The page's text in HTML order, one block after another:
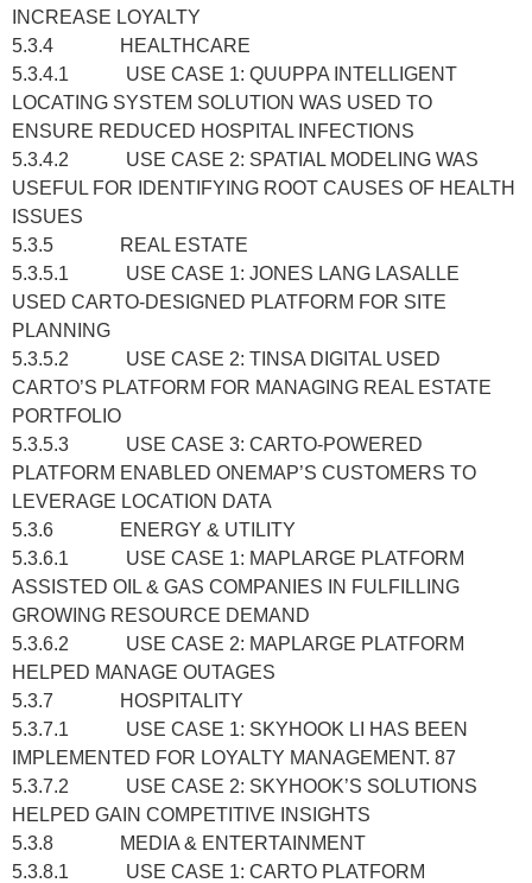
INCREASE LOYALTY
5.3.4 HEALTHCARE
5.3.4.1 USE CASE 1: QUUPPA INTELLIGENT
LOCATING SYSTEM SOLUTION WAS USED TO
ENSURE REDUCED HOSPITAL INFECTIONS
5.3.4.2 USE CASE 2: SPATIAL MODELING WAS
USEFUL FOR IDENTIFYING ROOT CAUSES OF HEALTH
ISSUES
5.3.5 REAL ESTATE
5.3.5.1 USE CASE 1: JONES LANG LASALLE
USED CARTO-DESIGNED PLATFORM FOR SITE
PLANNING
5.3.5.2 USE CASE 2: TINSA DIGITAL USED
CARTO’S PLATFORM FOR MANAGING REAL ESTATE
PORTFOLIO
5.3.5.3 USE CASE 3: CARTO-POWERED
PLATFORM ENABLED ONEMAP’S CUSTOMERS TO
LEVERAGE LOCATION DATA
5.3.6 ENERGY & UTILITY
5.3.6.1 USE CASE 1: MAPLARGE PLATFORM
ASSISTED OIL & GAS COMPANIES IN FULFILLING
GROWING RESOURCE DEMAND
5.3.6.2 USE CASE 2: MAPLARGE PLATFORM
HELPED MANAGE OUTAGES
5.3.7 HOSPITALITY
5.3.7.1 USE CASE 1: SKYHOOK LI HAS BEEN
IMPLEMENTED FOR LOYALTY MANAGEMENT. 87
5.3.7.2 USE CASE 2: SKYHOOK’S SOLUTIONS
HELPED GAIN COMPETITIVE INSIGHTS
5.3.8 MEDIA & ENTERTAINMENT
5.3.8.1 USE CASE 1: CARTO PLATFORM